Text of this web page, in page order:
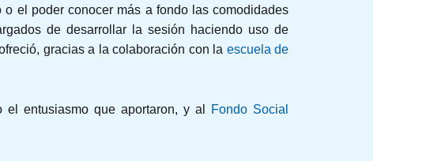
el poder conocer más a fondo las comodidades
de desarrollar la sesión haciendo uso de
gracias a la colaboración con la escuela de
entusiasmo que aportaron, y al
Fondo Social